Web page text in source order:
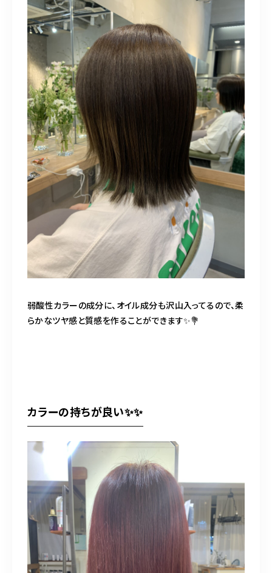
弱酸性カラーの成分に、オイル成分も沢山入ってるので、柔
らかなツヤ感と質感を作ることができます✨💐
カラーの持ちが良い✨✨